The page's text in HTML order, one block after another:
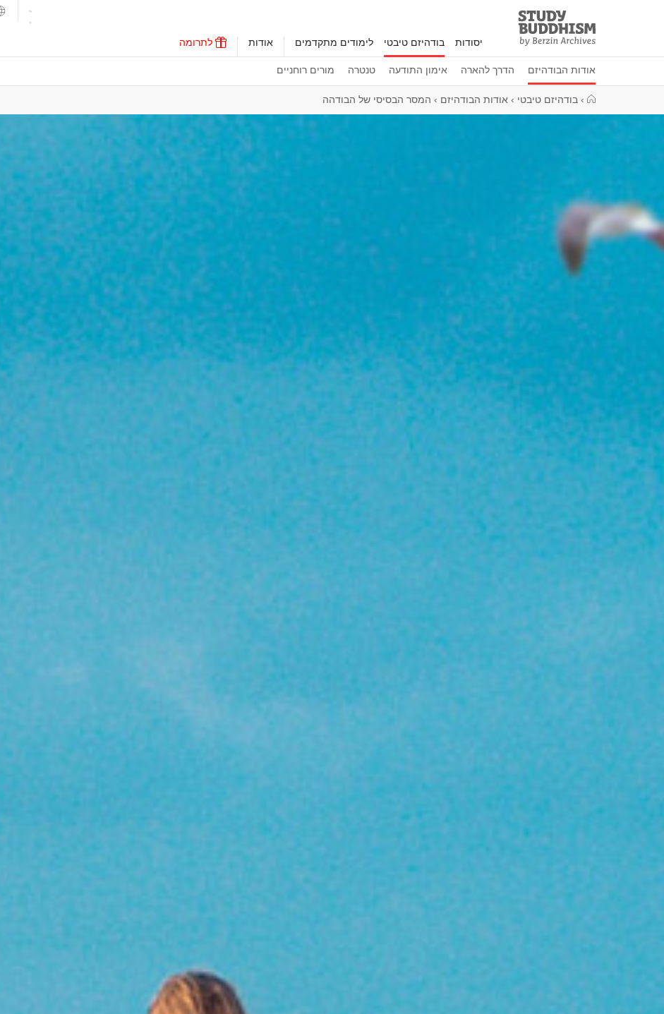
Study
Buddhism
Home
יסודות בודהיזם טיבטי
אודות הבודהיזם הדרך להארה אימון התודעה טנטרה מורים רוחניים
לימודים מתקדמים אודות לתרומה
› בודהיזם טיבטי › אודות הבודהיזם › המסר הבסיסי של הבודהה